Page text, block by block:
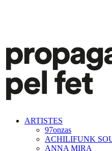
ARTISTES
97onzas
ACHILIFUNK
ANNA MIRA